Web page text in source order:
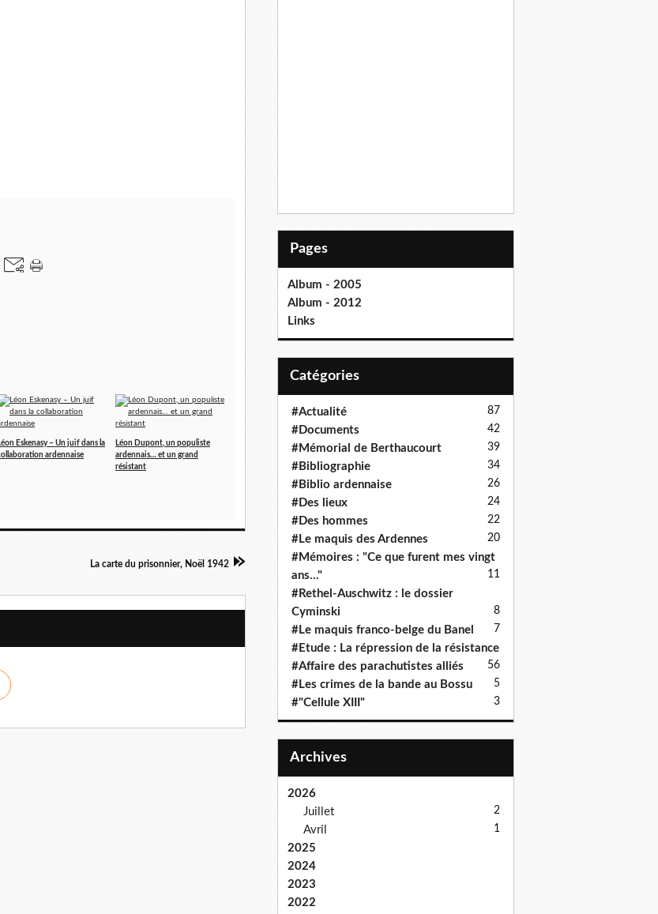
Eskenasy – Un juif dans la
ardennaise
Léon Dupont, un populiste
ardennais… et un grand
résistant
La carte du prisonnier, Noël 1942
Pages
Album - 2005
Album - 2012
Links
Catégories
#Actualité 87
#Documents 42
#Mémorial de Berthaucourt 39
#Bibliographie 34
#Biblio ardennaise 26
#Des lieux 24
#Des hommes 22
#Le maquis des Ardennes 20
#Mémoires : "Ce que furent mes vingt
ans..."
11
#Rethel-Auschwitz : le dossier
Cyminski
8
#Le maquis franco-belge du Banel 7
#Etude : La répression de la résistance
6
#Affaire des parachutistes alliés 5
#Les crimes de la bande au Bossu 5
#"Cellule XIII" 3
Archives
2026
Juillet
2
Avril 1
2025
2024
2023
2022